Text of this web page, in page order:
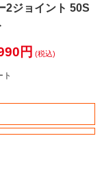
2ジョイント 50S
円 (税込)
ト